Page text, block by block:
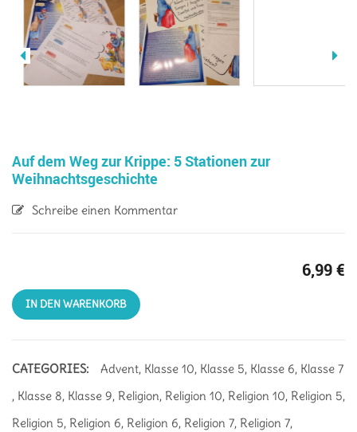
Auf dem Weg zur Krippe: 5 Stationen zur
Weihnachtsgeschichte
Schreibe einen Kommentar
6,99€
IN DEN WARENKORB
CATEGORIES: Advent, Klasse 10, Klasse 5, Klasse 6, Klasse 7
, Klasse 8, Klasse 9, Religion, Religion 10, Religion 10, Religion 5,
Religion 5, Religion 6, Religion 6, Religion 7, Religion 7,